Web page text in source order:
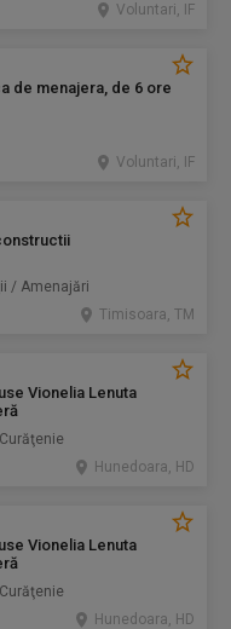
Voluntari, IF
de menajera, de 6 ore
Voluntari, IF
/ Amenajări
Timisoara, TM
Vionelia Lenuta
Hunedoara, HD
Vionelia Lenuta
Hunedoara, HD